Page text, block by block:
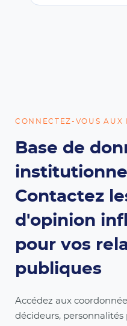
CONNECTEZ-VOUS AUX
Base de
Contactez
d'opinion
pour vos
publiques
Accédez aux
décideurs, personnalités